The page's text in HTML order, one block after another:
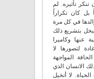
تأثيره. لم
بل كان تكراراً
في كل مرة
بتشريع ذلك
عنها وكاميرا
لتصورها لا
المواجهة
الانسان الذي
لا أتخيل